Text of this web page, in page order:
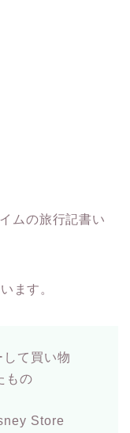
ムの旅行記書い
ます。
て買い物
もの
Store